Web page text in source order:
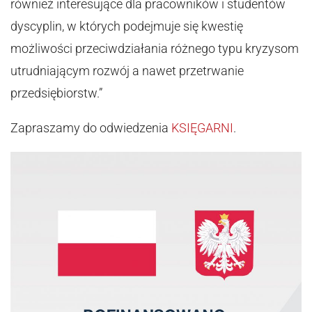
również interesujące dla pracowników i studentów
dyscyplin, w których podejmuje się kwestię
możliwości przeciwdziałania różnego typu kryzysom
utrudniającym rozwój a nawet przetrwanie
przedsiębiorstw.”
Zapraszamy do odwiedzenia KSIĘGARNI.